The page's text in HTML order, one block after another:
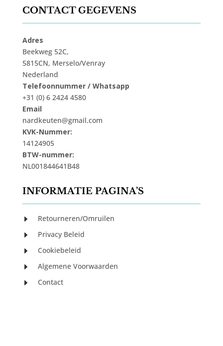
CONTACT GEGEVENS
Adres
Beekweg 52C,
5815CN, Merselo/Venray
Nederland
Telefoonnummer / Whatsapp
+31 (0) 6 2424 4580
Email
nardkeuten@gmail.com
KVK-Nummer:
14124905
BTW-nummer:
NL001844641B48
INFORMATIE PAGINA’S
E Retourneren/Omruilen
E Privacy Beleid
E Cookiebeleid
E Algemene Voorwaarden
E Contact